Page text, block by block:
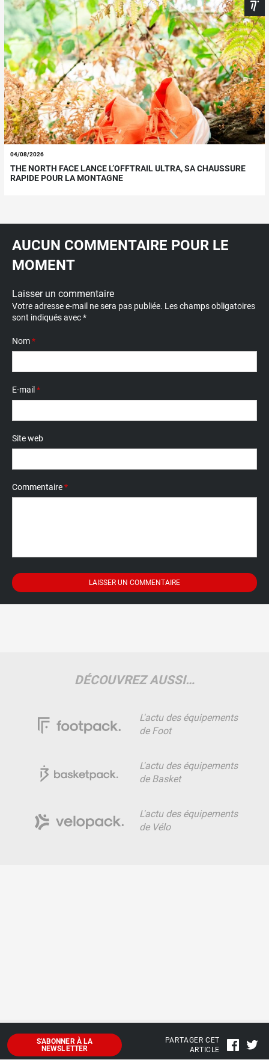
04/08/2026
THE NORTH FACE LANCE L’OFFTRAIL ULTRA, SA CHAUSSURE
RAPIDE POUR LA MONTAGNE
AUCUN COMMENTAIRE POUR LE
MOMENT
Laisser un commentaire
Votre adresse e-mail ne sera pas publiée. Les champs obligatoires
sont indiqués avec*
Nom*
E-mail *
Site web
Commentaire*
DÉCOUVREZ AUSSI…
L'actu des équipements
de Foot
L'actu des équipements
de Basket
L'actu des équipements
de Vélo
S'ABONNER À LA
NEWSLETTER
PARTAGER CET
ARTICLE